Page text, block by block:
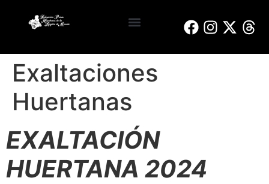
Exaltaciones
Huertanas
EXALTACIÓN
HUERTANA 2024